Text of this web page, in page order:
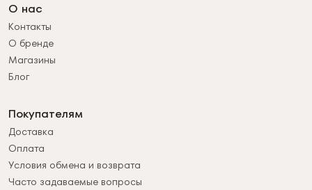
О нас
Контакты
О бренде
Магазины
Блог
Покупателям
Доставка
Оплата
Условия обмена и возврата
Часто задаваемые вопросы